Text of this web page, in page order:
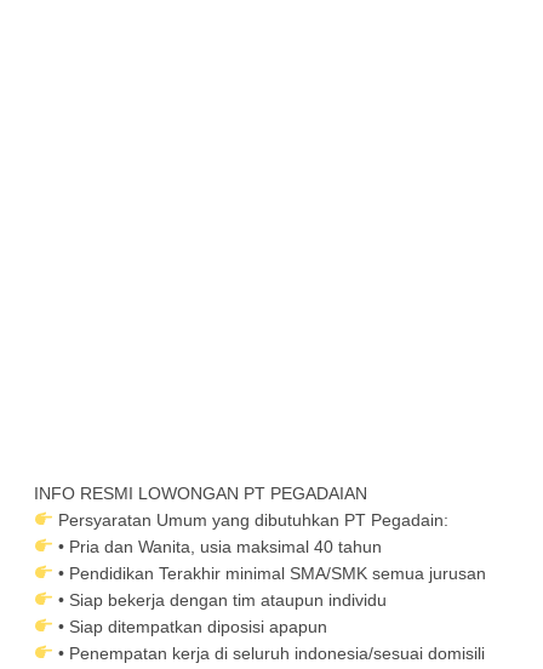
INFO RESMI LOWONGAN PT PEGADAIAN
Persyaratan Umum yang dibutuhkan PT Pegadain:
• Pria dan Wanita, usia maksimal 40 tahun
• Pendidikan Terakhir minimal SMA/SMK semua jurusan
• Siap bekerja dengan tim ataupun individu
• Siap ditempatkan diposisi apapun
• Penempatan kerja di seluruh indonesia/sesuai domisili